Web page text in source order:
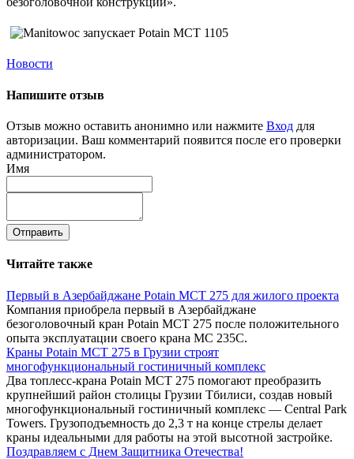
Новости
Напишите отзыв
Отзыв можно оставить анонимно или нажмите Вход для
авторизации. Ваш комментарий появится после его проверки
администратором.
Имя
Отправить
Читайте также
Первый в Азербайджане Potain MCT 275 для жилого проекта
Компания приобрела первый в Азербайджане
безоголовочный кран Potain MCT 275 после положительного
опыта эксплуатации своего крана MC 235C.
Краны Potain MCT 275 в Грузии строят
многофункциональный гостиничный комплекс
Два топлесс-крана Potain MCT 275 помогают преобразить
крупнейший район столицы Грузии Тбилиси, создав новый
многофункциональный гостиничный комплекс — Central Park
Towers. Грузоподъемность до 2,3 т на конце стрелы делает
краны идеальными для работы на этой высотной застройке.
Поздравляем с Днем Защитника Отечества!